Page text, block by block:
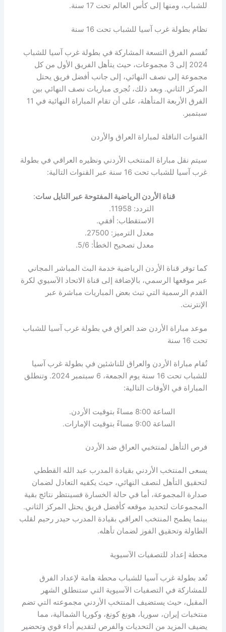
للشباب، ومنها إلى كأس العالم تحت 17 سنة.
نظام بطولة غرب آسيا للشباب تحت 16 سنة
تُقسم الفرق التسعة المشاركة في بطولة غرب آسيا للشباب
2024 إلى 3 مجموعات، حيث يتأهل الفريق الأول من كل
مجموعة إلى نصف النهائي، إلى جانب أفضل فريق يحتل
المركز الثاني. وبعد ذلك، تُجرى مباريات نصف النهائي بين
الفرق الأربعة المتأهلة، على أن تقام المباراة النهائية في 11
سبتمبر.
القنوات الناقلة لمباراة العراق والأردن
سيتم نقل مباراة المنتخب الأردني ونظيره العراقي في بطولة
غرب آسيا للشباب تحت 16 سنة عبر القنوات التالية:
قناة الأردن الرياضية المفتوحة عبر النايل سات:
التردد: 11958.
الاستقطاب: أفقي.
معدل الترميز: 27500.
معدل تصحيح الخطأ: 5/6.
كما توفر قناة الأردن الرياضية خدمة البث المباشر المجاني
عبر موقعها الرسمي، بالإضافة إلى قناة الاتحاد الآسيوي لكرة
القدم الرسمية التي تبث بعض المباريات مباشرة عبر
الإنترنت.
موعد مباراة الأردن ضد العراق في بطولة غرب آسيا للشباب
تحت 16 سنة
تُقام مباراة الأردن والعراق للناشئين في بطولة غرب آسيا
للشباب تحت 16 سنة يوم الجمعة، 6 سبتمبر 2024. وتنطلق
المباراة في الأوقات التالية:
الساعة 8:00 مساءً بتوقيت الأردن.
الساعة 9:00 مساءً بتوقيت الإمارات.
فرص التأهل لمنتخبي العراق ضد الأردن
يسعى المنتخب الأردني بقيادة المدرب عبد الله القططي
لتحقيق التأهل لنصف النهائي، حيث يكفيه التعادل لضمان
صدارة المجموعة، أما في حالة الخسارة فسينتظر نتائج بقية
المجموعات لتحديد موقعه كأفضل فريق يحتل المركز الثاني.
بينما يطمح المنتخب العراقي بقيادة المدرب حيدر رحيم لقلب
الطاولة وتحقيق الفوز لضمان تأهله.
محطة إعداد للتصفيات الآسيوية
تُعد بطولة غرب آسيا للشباب محطة هامة لإعداد الفرق
للمشاركة في التصفيات الآسيوية التي ستنطلق الشهر
المقبل، حيث يستضيف المنتخب الأردني مجموعته التي تضم
منتخبات إيران، سوريا، هونغ كونغ، وكوريا الشمالية، مما
يضيف المزيد من التحديات والفرص لتقديم أداء قوي وتحضير